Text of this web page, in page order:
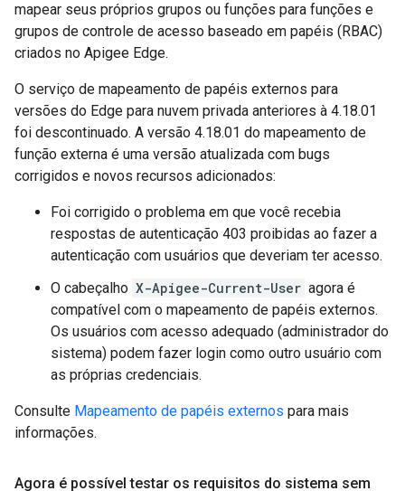
mapear seus próprios grupos ou funções para funções e
grupos de controle de acesso baseado em papéis (RBAC)
criados no Apigee Edge.
O serviço de mapeamento de papéis externos para
versões do Edge para nuvem privada anteriores à 4.18.01
foi descontinuado. A versão 4.18.01 do mapeamento de
função externa é uma versão atualizada com bugs
corrigidos e novos recursos adicionados:
Foi corrigido o problema em que você recebia
respostas de autenticação 403 proibidas ao fazer a
autenticação com usuários que deveriam ter acesso.
O cabeçalho X-Apigee-Current-User agora é
compatível com o mapeamento de papéis externos.
Os usuários com acesso adequado (administrador do
sistema) podem fazer login como outro usuário com
as próprias credenciais.
Consulte Mapeamento de papéis externos para mais
informações.
Agora é possível testar os requisitos do sistema sem